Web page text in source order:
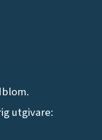
utgivare: